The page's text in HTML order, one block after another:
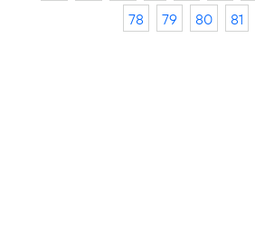
78
79 80 81